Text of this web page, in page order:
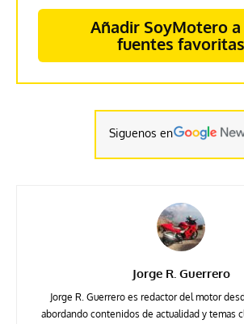
Añadir SoyMotero
fuentes favoritas
Siguenos en
Jorge R. Guerrero
Jorge R. Guerrero es redactor del motor
abordando contenidos de actualidad y temas